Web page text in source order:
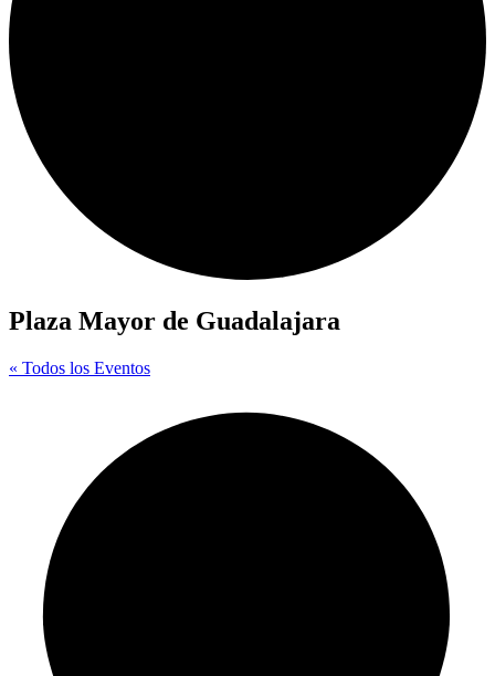
Plaza Mayor de Guadalajara
« Todos los Eventos